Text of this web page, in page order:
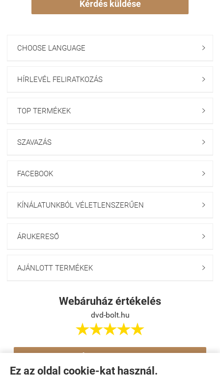
Ez az oldal cookie-kat használ.
Kérdés küldése
CHOOSE LANGUAGE 
HÍRLEVÉL FELIRATKOZÁS 
TOP TERMÉKEK 
SZAVAZÁS 
FACEBOOK 
KÍNÁLATUNKBÓL VÉLETLENSZERŰEN 
ÁRUKERESŐ 
AJÁNLOTT TERMÉKEK 
Webáruház értékelés
dvd-bolt.hu
